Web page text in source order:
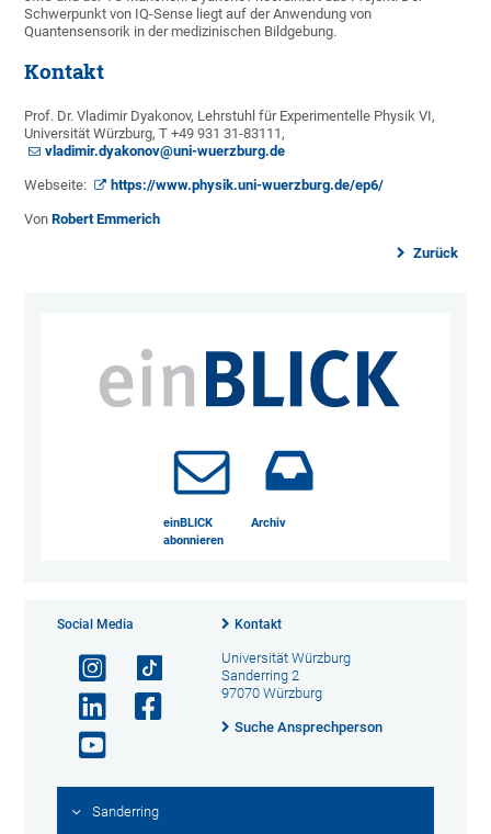
Schwerpunkt von IQ-Sense liegt auf der Anwendung von
Quantensensorik in der medizinischen Bildgebung.
Kontakt
Prof. Dr. Vladimir Dyakonov, Lehrstuhl für Experimentelle Physik VI,
Universität Würzburg, T +49 931 31-83111,
vladimir.dyakonov@uni-wuerzburg.de
Webseite: https://www.physik.uni-wuerzburg.de/ep6/
VonRobert Emmerich
Zurück
einBLICK
abonnieren
Archiv
Social Media Kontakt
Universität Würzburg
Sanderring 2
97070 Würzburg
Suche Ansprechperson
Sanderring